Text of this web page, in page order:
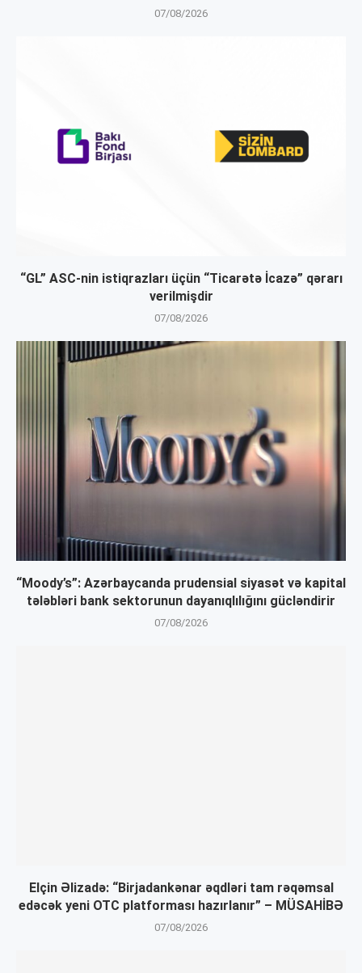
07/08/2026
“GL” ASC-nin istiqrazları üçün “Ticarətə İcazə” qərarı
verilmişdir
07/08/2026
“Moody’s”: Azərbaycanda prudensial siyasət və kapital
tələbləri bank sektorunun dayanıqlılığını gücləndirir
07/08/2026
Elçin Əlizadə: “Birjadankənar əqdləri tam rəqəmsal
edəcək yeni OTC platforması hazırlanır” – MÜSAHİBƏ
07/08/2026